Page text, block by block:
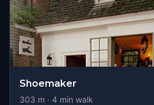
Shoemaker
303 m · 4 min walk